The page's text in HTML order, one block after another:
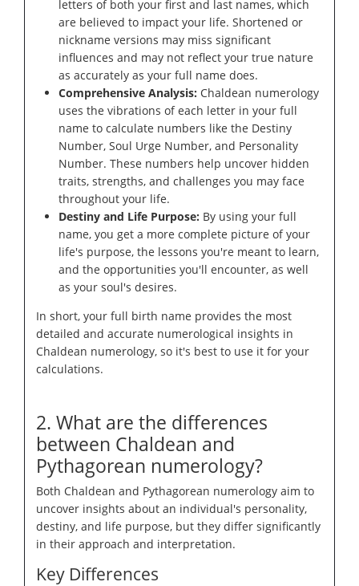
letters of both your first and last names, which
are believed to impact your life. Shortened or
nickname versions may miss significant
influences and may not reflect your true nature
as accurately as your full name does.
Comprehensive Analysis: Chaldean numerology
uses the vibrations of each letter in your full
name to calculate numbers like the Destiny
Number, Soul Urge Number, and Personality
Number. These numbers help uncover hidden
traits, strengths, and challenges you may face
throughout your life.
Destiny and Life Purpose: By using your full
name, you get a more complete picture of your
life's purpose, the lessons you're meant to learn,
and the opportunities you'll encounter, as well
as your soul's desires.
In short, your full birth name provides the most
detailed and accurate numerological insights in
Chaldean numerology, so it's best to use it for your
calculations.
2. What are the differences
between Chaldean and
Pythagorean numerology?
Both Chaldean and Pythagorean numerology aim to
uncover insights about an individual's personality,
destiny, and life purpose, but they differ significantly
in their approach and interpretation.
Key Differences